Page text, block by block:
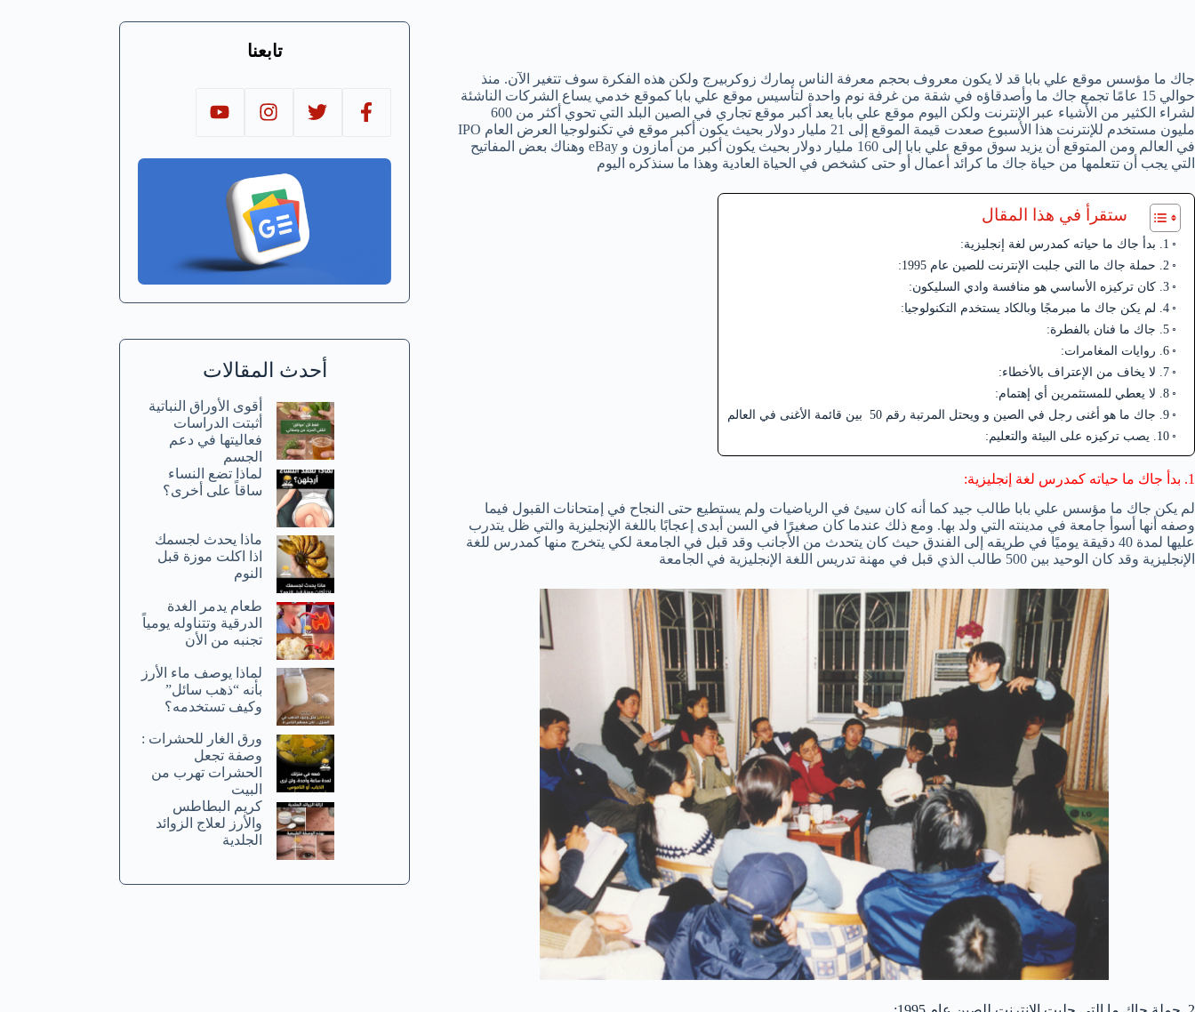
جاك ما مؤسس موقع علي بابا قد لا يكون معروف بحجم معرفة الناس بمارك زوكربيرج ولكن هذه الفكرة سوف تتغير الآن. منذ
حوالي 15 عامًا تجمع جاك ما وأصدقاؤه في شقة من غرفة نوم واحدة لتأسيس موقع علي بابا كموقع خدمي يساع الشركات الناشئة
لشراء الكثير من الأشياء عبر الإنترنت ولكن اليوم موقع علي بابا يعد أكبر موقع تجاري في الصين البلد التي تحوي أكثر من 600
مليون مستخدم للإنترنت هذا الأسبوع صعدت قيمة الموقع إلى 21 مليار دولار بحيث يكون أكبر موقع في تكنولوجيا العرض العام IPO
في العالم ومن المتوقع أن يزيد سوق موقع علي بابا إلى 160 مليار دولار بحيث يكون أكبر من أمازون و eBay وهناك بعض المفاتيح
التي يجب أن تتعلمها من حياة جاك ما كرائد أعمال أو حتى كشخص في الحياة العادية وهذا ما سنذكره اليوم
ستقرأ في هذا المقال
1. بدأ جاك ما حياته كمدرس لغة إنجليزية:
2. حملة جاك ما التي جلبت الإنترنت للصين عام 1995:
3. كان تركيزه الأساسي هو منافسة وادي السليكون:
4. لم يكن جاك ما مبرمجًا وبالكاد يستخدم التكنولوجيا:
5. جاك ما فنان بالفطرة:
6. روايات المغامرات:
7. لا يخاف من الإعتراف بالأخطاء:
8. لا يعطي للمستثمرين أي إهتمام:
9. جاك ما هو أغنى رجل في الصين و ويحتل المرتبة رقم 50 بين قائمة الأغنى في العالم
10. يصب تركيزه على البيئة والتعليم:
1. بدأ جاك ما حياته كمدرس لغة إنجليزية:
لم يكن جاك ما مؤسس علي بابا طالب جيد كما أنه كان سيئ في الرياضيات ولم يستطيع حتى النجاح في إمتحانات القبول فيما
وصفه أنها أسوأ جامعة في مدينته التي ولد بها. ومع ذلك عندما كان صغيرًا في السن أبدى إعجابًا باللغة الإنجليزية والتي ظل يتدرب
عليها لمدة 40 دقيقة يوميًا في طريقه إلى الفندق حيث كان يتحدث من الأجانب وقد قبل في الجامعة لكي يتخرج منها كمدرس للغة
الإنجليزية وقد كان الوحيد بين 500 طالب الذي قبل في مهنة تدريس اللغة الإنجليزية في الجامعة
تابعنا
أحدث المقالات
أقوى الأوراق النباتية
أثبتت الدراسات
فعاليتها في دعم
الجسم
لماذا تضع النساء
ساقاً على أخرى؟
ماذا يحدث لجسمك
اذا اكلت موزة قبل
النوم
طعام يدمر الغدة
الدرقية وتتناوله يومياً
تجنبه من الأن
لماذا يوصف ماء الأرز
بأنه “ذهب سائل”
وكيف تستخدمه؟
ورق الغار للحشرات :
وصفة تجعل
الحشرات تهرب من
البيت
كريم البطاطس
والأرز لعلاج الزوائد
الجلدية